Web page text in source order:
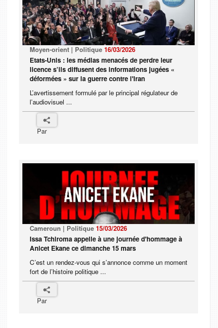
Moyen-orient | Politique 16/03/2026
Etats-Unis : les médias menacés de perdre leur
licence s’ils diffusent des informations jugées «
déformées » sur la guerre contre l'Iran
L’avertissement formulé par le principal régulateur de
l’audiovisuel ...
Par
Cameroun | Politique 15/03/2026
Issa Tchiroma appelle à une journée d'hommage à
Anicet Ekane ce dimanche 15 mars
C’est un rendez-vous qui s’annonce comme un moment
fort de l’histoire politique ...
Par